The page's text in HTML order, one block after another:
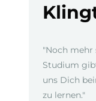
"Noch mehr
Studium
uns Dich
zu lernen."